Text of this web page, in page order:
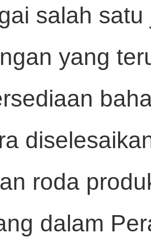
salah
yang
roda
dalam